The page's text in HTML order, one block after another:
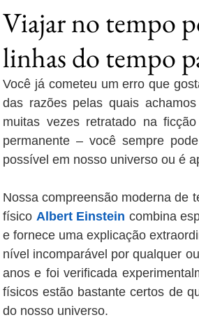
Viajar no tempo
linhas do tempo
Você já cometeu um erro que
das razões pelas quais
muitas vezes retratado na
permanente – você sempre
possível em nosso universo ou é
Nossa compreensão moderna de
físico Albert Einstein combina
e fornece uma explicação
nível incomparável por qualquer
anos e foi verificada
físicos estão bastante certos de
do nosso universo.